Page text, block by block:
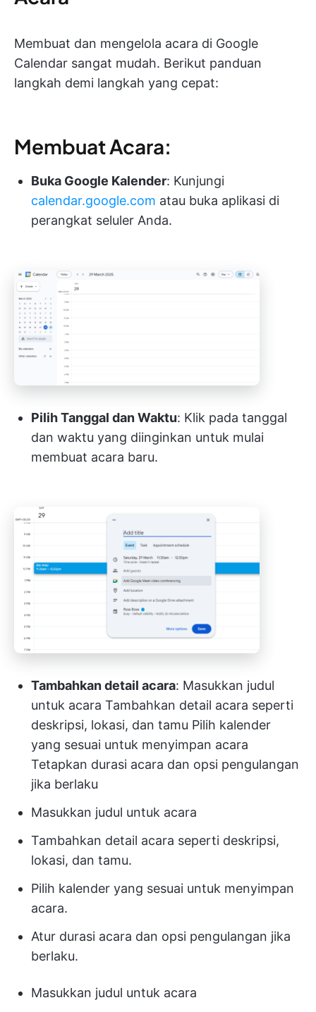
Membuat dan mengelola acara di Google
Calendar sangat mudah. Berikut panduan
langkah demi langkah yang cepat:
Membuat Acara:
Buka Google Kalender: Kunjungi
calendar.google.com atau buka aplikasi di
perangkat seluler Anda.
Pilih Tanggal dan Waktu: Klik pada tanggal
dan waktu yang diinginkan untuk mulai
membuat acara baru.
Tambahkan detail acara: Masukkan judul
untuk acara Tambahkan detail acara seperti
deskripsi, lokasi, dan tamu Pilih kalender
yang sesuai untuk menyimpan acara
Tetapkan durasi acara dan opsi pengulangan
jika berlaku
Masukkan judul untuk acara
Tambahkan detail acara seperti deskripsi,
lokasi, dan tamu.
Pilih kalender yang sesuai untuk menyimpan
acara.
Atur durasi acara dan opsi pengulangan jika
berlaku.
Masukkan judul untuk acara